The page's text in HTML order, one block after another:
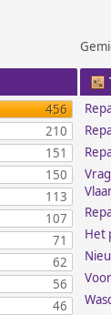
456
210
151
150
113
107
71
62
56
46
Het